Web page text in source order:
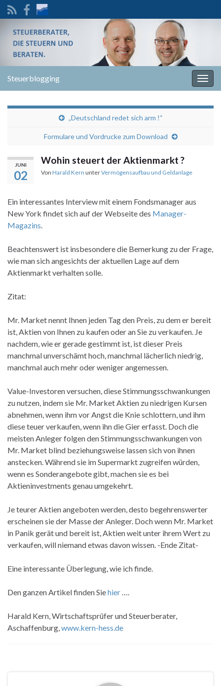
Steuerblogging
„Deutschland redet sich arm !“
Formulare und Vordrucke zum Download
JUNI
02
Wohin steuert der Aktienmarkt ?
Von Harald Kern unterVermögensaufbau und Geldanlage
Ein interessantes Interview mit einem Fondsmanager aus
New York findet sich auf der Webseite des Manager-
Magazins
Beachtenswert ist insbesondere die Bemerkung zu der Frage,
wie man sich angesichts der aktuellen Lage auf dem
Aktienmarkt verhalten solle.
Zitat:
Mr. Market nennt Ihnen jeden Tag den Preis, zu dem er bereit
ist, Aktien von Ihnen zu kaufen oder an Sie zu verkaufen. Je
nachdem, wie er gerade gestimmt ist, ist dieser Preis
manchmal unverschämt hoch, manchmal lächerlich niedrig,
manchmal auch mehr oder weniger angemessen.
Value-Investoren versuchen, diese Stimmungsschwankungen
zu nutzen, indem sie Mr. Market Aktien zu niedrigen Kursen
abnehmen, wenn ihm vor Angst die Knie schlottern, und ihm
diese teuer verkaufen, wenn ihn die Gier erfasst. Doch die
meisten Anleger folgen den Stimmungsschwankungen von
Mr. Market blind beziehungsweise lassen sich von ihnen
anstecken. Während sie im Supermarkt zugreifen würden,
wenn es Sonderangebote gibt, machen sie es bei
Aktieninvestments genau umgekehrt.
Je teurer Aktien angeboten werden, desto begehrenswerter
erscheinen sie der Masse der Anleger. Doch wenn Mr. Market
in Panik gerät und bereit ist, Aktien weit unter ihrem Wert zu
verkaufen, will niemand etwas davon wissen. -Ende Zitat-
Eine interessante Überlegung, wie ich finde.
Den ganzen Artikel finden Siehier
Harald Kern, Wirtschaftsprüfer und Steuerberater,
Aschaffenburg, www.kern-hess.de